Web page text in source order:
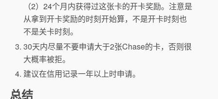
（2）24个月内获得过这张卡的开卡奖励。注意是
从拿到开卡奖励的时刻开始算，不是开卡时刻也
不是关卡时刻。
30天内尽量不要申请大于2张Chase的卡，否则很
大概率被拒。
建议在信用记录一年以上时申请。
总结